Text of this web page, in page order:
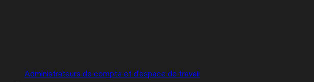
Administrateurs de compte et d'espace de travail